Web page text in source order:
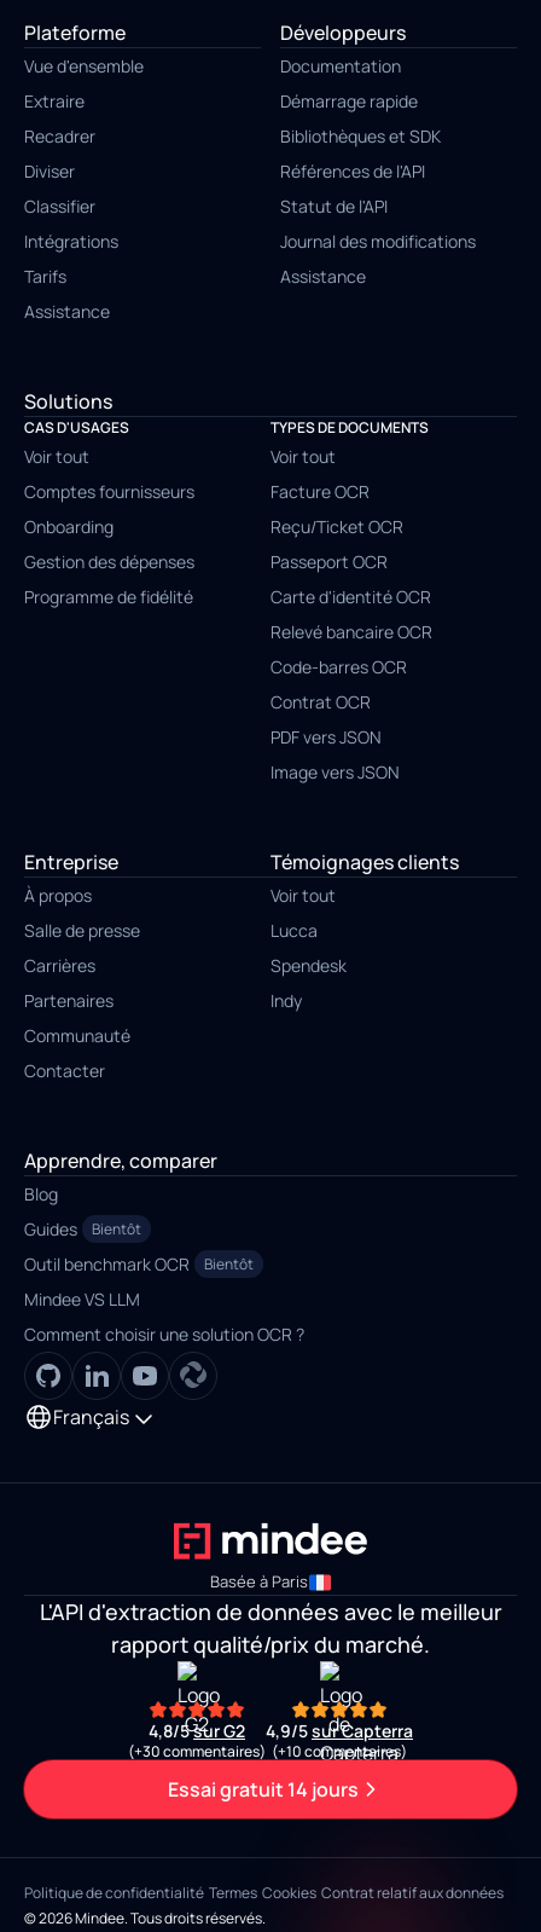
Plateforme
Vue d'ensemble
Extraire
Recadrer
Diviser
Classifier
Intégrations
Tarifs
Assistance
Solutions
CAS D'USAGES
Voir tout
Comptes fournisseurs
Onboarding
Gestion des dépenses
Programme de fidélité
TYPES DE DOCUMENTS
Voir tout
Facture OCR
Reçu/Ticket OCR
Passeport OCR
Carte d'identité OCR
Relevé bancaire OCR
Code-barres OCR
Contrat OCR
PDF vers JSON
Image vers JSON
Développeurs
Documentation
Démarrage rapide
Bibliothèques et SDK
Références de l'API
Statut de l'API
Journal des modifications
Assistance
Entreprise
À propos
Salle de presse
Carrières
Partenaires
Communauté
Contacter
Témoignages clients
Voir tout
Lucca
Spendesk
Indy
Apprendre, comparer
Blog
Guides
Bientôt
Outil benchmark OCR Bientôt
Mindee VS LLM
Comment choisir une solution OCR ?
Français
Basée à Paris
L'API d'extraction de données avec le meilleur
rapport qualité/prix du marché.
4,8/5sur G2
(+30 commentaires)
4,9/5sur Capterra
(+10 commentaires)
Essai gratuit 14 jours
© 2026 Mindee. Tous droits réservés.
Politique de confidentialité Termes Cookies Contrat relatif aux données